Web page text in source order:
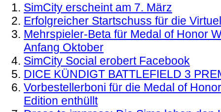
SimCity erscheint am 7. März
Erfolgreicher Startschuss für die
Mehrspieler-Beta für Medal of Honor
Anfang Oktober
SimCity Social erobert Facebook
DICE KÜNDIGT BATTLEFIELD 3
Vorbestellerboni für die Medal of
Edition enthüllt